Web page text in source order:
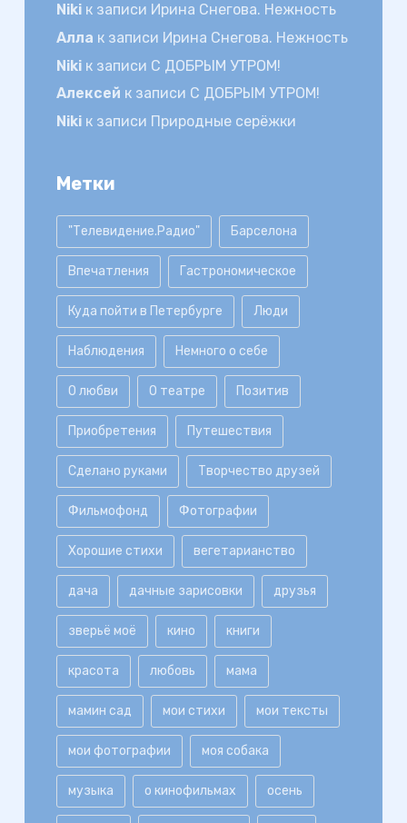
Nikiк записи Ирина Снегова. Нежность
Алла к записи Ирина Снегова. Нежность
Nikiк записи С ДОБРЫМ УТРОМ!
Алексей к записи С ДОБРЫМ УТРОМ!
Nikiк записи Природные серёжки
Метки
"Телевидение.Радио" Барселона
Впечатления Гастрономическое
Куда пойти в Петербурге Люди
Наблюдения Немного о себе
О любви О театре Позитив
Приобретения Путешествия
Сделано руками Творчество друзей
Фильмофонд Фотографии
Хорошие стихи вегетарианство
дача дачные зарисовки друзья
зверьё моё кино книги
красота любовь мама
мамин сад мои стихи мои тексты
мои фотографии моя собака
музыка о кинофильмах осень